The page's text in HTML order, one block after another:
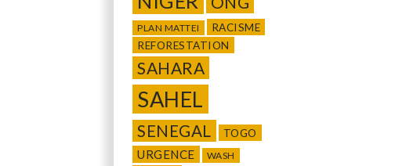
PLAN MATTEI
RACISME
REFORESTATION
SAHARA
SAHEL
SENEGAL TOGO
URGENCE WASH